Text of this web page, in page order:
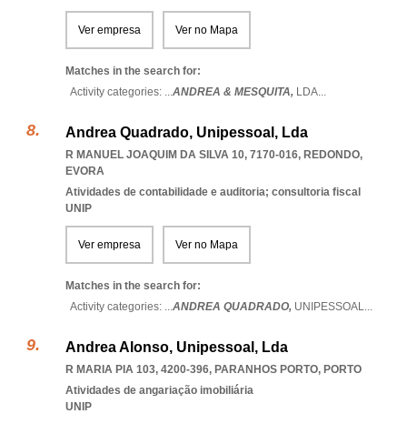
Ver empresa Ver no Mapa
Matches in the search for:
Activity categories: ...ANDREA & MESQUITA, LDA...
Andrea Quadrado, Unipessoal, Lda
R MANUEL JOAQUIM DA SILVA 10, 7170-016, REDONDO,
EVORA
Atividades de contabilidade e auditoria; consultoria fiscal
UNIP
Ver empresa Ver no Mapa
Matches in the search for:
Activity categories: ...ANDREA QUADRADO, UNIPESSOAL...
Andrea Alonso, Unipessoal, Lda
R MARIA PIA 103, 4200-396, PARANHOS PORTO, PORTO
Atividades de angariação imobiliária
UNIP